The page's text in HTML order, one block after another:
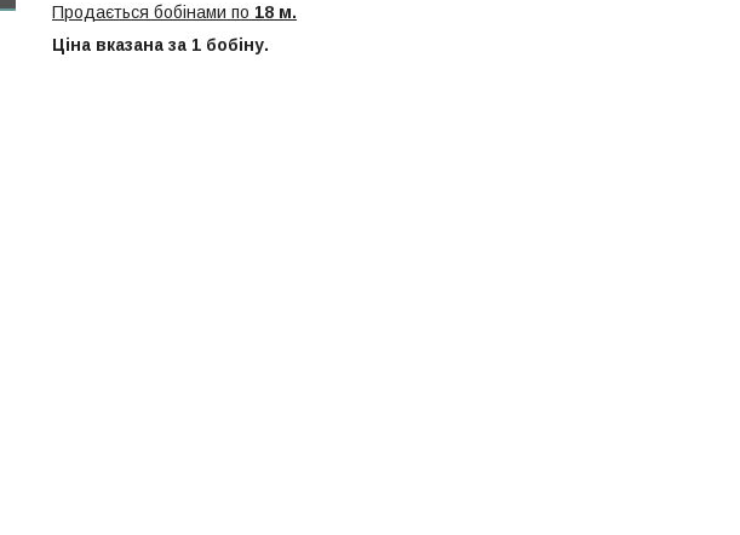
Продається бобінами по 18 м.
Ціна вказана за 1 бобіну.